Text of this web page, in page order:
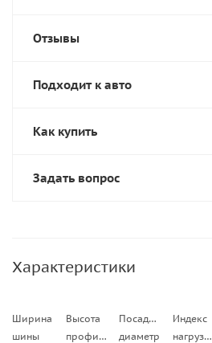
Отзывы
Подходит к авто
Как купить
Задать вопрос
Характеристики
Ширина
шины
Высота
профиля
Посадочный
диаметр
Индекс
нагрузки